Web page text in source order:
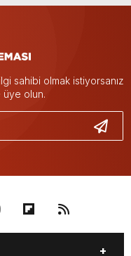
sahibi olmak istiyorsanız
olun.